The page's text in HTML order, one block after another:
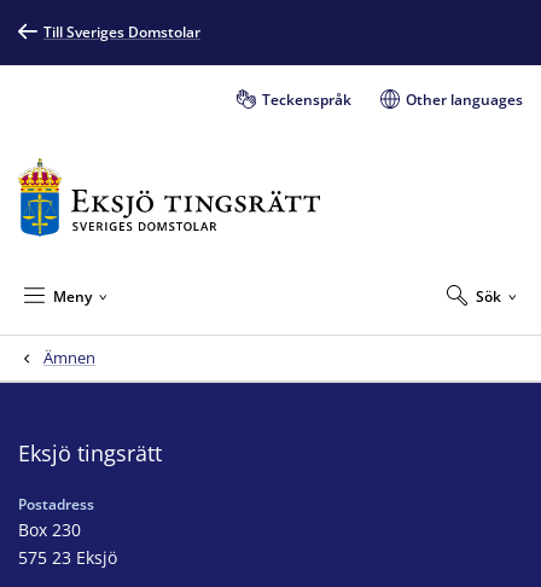
Till Sveriges Domstolar
Teckenspråk Other languages
Sök
Meny
Ämnen
Eksjö tingsrätt
Postadress
Box 230
575 23 Eksjö